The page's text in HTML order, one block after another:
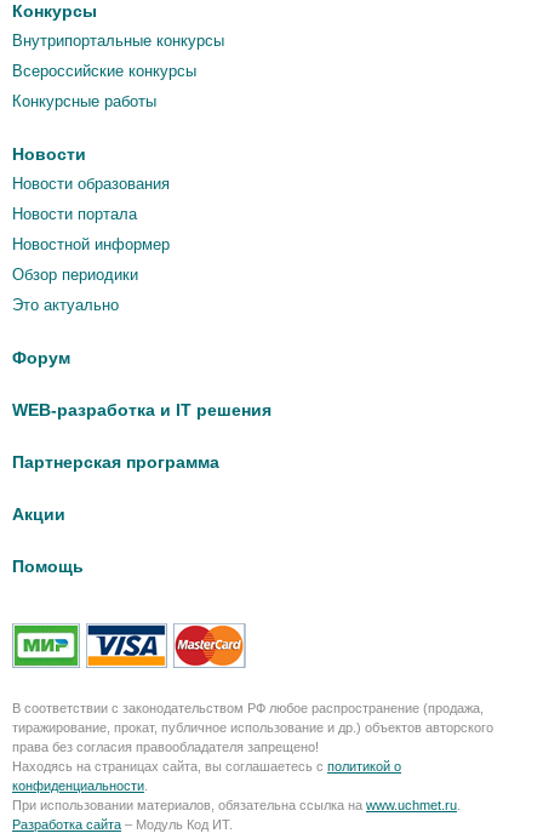
Конкурсы
Внутрипортальные конкурсы
Всероссийские конкурсы
Конкурсные работы
Новости
Новости образования
Новости портала
Новостной информер
Обзор периодики
Это актуально
Форум
WEB-разработка и IT решения
Партнерская программа
Акции
Помощь
В соответствии с законодательством РФ любое распространение (продажа,
тиражирование, прокат, публичное использование и др.) объектов авторского
права без согласия правообладателя запрещено!
Находясь на страницах сайта, вы соглашаетесь с политикой о
конфиденциальности
При использовании материалов, обязательна ссылка на www.uchmet.ru
Разработка сайта – Модуль Код ИТ.